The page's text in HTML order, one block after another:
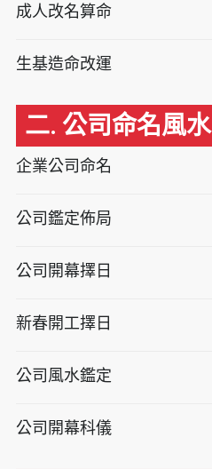
成人改名算命
生基造命改運
二. 公司命名風水
企業公司命名
公司鑑定佈局
公司開幕擇日
新春開工擇日
公司風水鑑定
公司開幕科儀